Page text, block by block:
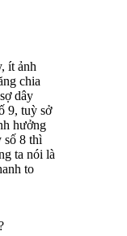
ít ảnh
chia
dây
9, tuỳ sở
hưởng
số 8 thì
ta nói là
to